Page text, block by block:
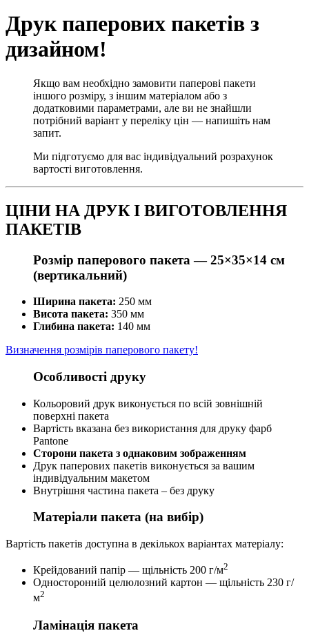
Друк паперових пакетів з
дизайном!
Якщо вам необхідно замовити паперові пакети
іншого розміру, з іншим матеріалом або з
додатковими параметрами, але ви не знайшли
потрібний варіант у переліку цін — напишіть нам
запит.
Ми підготуємо для вас індивідуальний розрахунок
вартості виготовлення.
ЦІНИ НА ДРУК І ВИГОТОВЛЕННЯ
ПАКЕТІВ
Розмір паперового пакета —25×35×14 см
(вертикальний)
Ширина пакета: 250 мм
Висота пакета: 350 мм
Глибина пакета: 140 мм
Визначення розмірів паперового пакету!
Особливості друку
Кольоровий друк виконується по всій зовнішній
поверхні пакета
Вартість вказана без використання для друку фарб
Pantone
Сторони пакета з однаковим зображенням
Друк паперових пакетів виконується за вашим
індивідуальним макетом
Внутрішня частина пакета – без друку
Матеріали пакета (на вибір)
Вартість пакетів доступна в декількох варіантах матеріалу:
Крейдований папір — щільність 200 г/м2
Односторонній целюлозний картон — щільність 230 г/
м2
Ламінація пакета